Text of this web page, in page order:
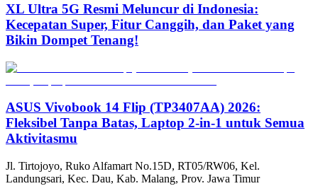
XL Ultra 5G Resmi Meluncur di Indonesia:
Kecepatan Super, Fitur Canggih, dan Paket yang
Bikin Dompet Tenang!
ASUS Vivobook 14 Flip (TP3407AA) 2026:
Fleksibel Tanpa Batas, Laptop 2-in-1 untuk Semua
Aktivitasmu
Jl. Tirtojoyo, Ruko Alfamart No.15D, RT05/RW06, Kel.
Landungsari, Kec. Dau, Kab. Malang, Prov. Jawa Timur